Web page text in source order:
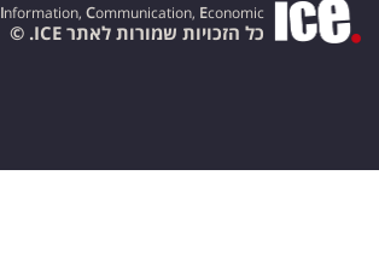
Information, Communication, Economic
כל הזכויות שמורות לאתר ICE. ©